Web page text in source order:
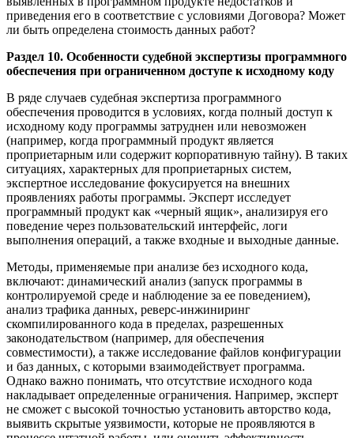
приведения его в соответствие с условиями Договора? Может
ли быть определена стоимость данных работ?
Раздел 10. Особенности судебной экспертизы программного
обеспечения при ограниченном доступе к исходному коду
В ряде случаев судебная экспертиза программного
обеспечения проводится в условиях, когда полный доступ к
исходному коду программы затруднен или невозможен
(например, когда программный продукт является
проприетарным или содержит корпоративную тайну). В таких
ситуациях, характерных для проприетарных систем,
экспертное исследование фокусируется на внешних
проявлениях работы программы. Эксперт исследует
программный продукт как «черный ящик», анализируя его
поведение через пользовательский интерфейс, логи
выполнения операций, а также входные и выходные данные.
Методы, применяемые при анализе без исходного кода,
включают: динамический анализ (запуск программы в
контролируемой среде и наблюдение за ее поведением),
анализ трафика данных, реверс-инжиниринг
скомпилированного кода в пределах, разрешенных
законодательством (например, для обеспечения
совместимости), а также исследование файлов конфигурации
и баз данных, с которыми взаимодействует программа.
Однако важно понимать, что отсутствие исходного кода
накладывает определенные ограничения. Например, эксперт
не сможет с высокой точностью установить авторство кода,
выявить скрытые уязвимости, которые не проявляются в